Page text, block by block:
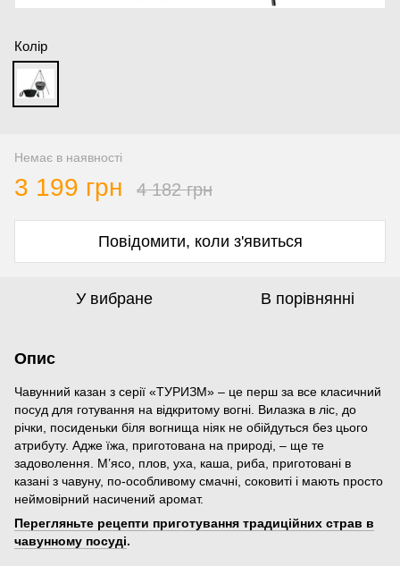
Колір
Немає в наявності
3 199 грн 4 182 грн
Повідомити, коли з'явиться
У вибране В порівнянні
Опис
Чавунний казан з серії «ТУРИЗМ» – це перш за все класичний
посуд для готування на відкритому вогні. Вилазка в ліс, до
річки, посиденьки біля вогнища ніяк не обійдуться без цього
атрибуту. Адже їжа, приготована на природі, – ще те
задоволення. М’ясо, плов, уха, каша, риба, приготовані в
казані з чавуну, по-особливому смачні, соковиті і мають просто
неймовірний насичений аромат.
Перегляньте рецепти приготування традиційних страв в
чавунному посуді.